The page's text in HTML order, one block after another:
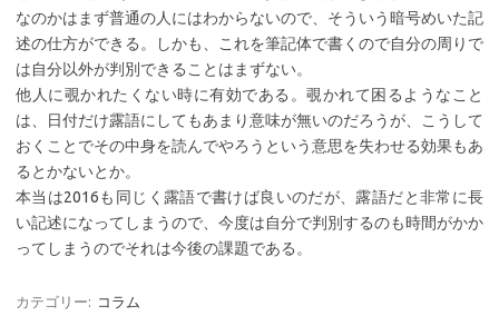
なのかはまず普通の人にはわからないので、そういう暗号めいた記
述の仕方ができる。しかも、これを筆記体で書くので自分の周りで
は自分以外が判別できることはまずない。
他人に覗かれたくない時に有効である。覗かれて困るようなこと
は、日付だけ露語にしてもあまり意味が無いのだろうが、こうして
おくことでその中身を読んでやろうという意思を失わせる効果もあ
るとかないとか。
本当は2016も同じく露語で書けば良いのだが、露語だと非常に長
い記述になってしまうので、今度は自分で判別するのも時間がかか
ってしまうのでそれは今後の課題である。
カテゴリー: コラム